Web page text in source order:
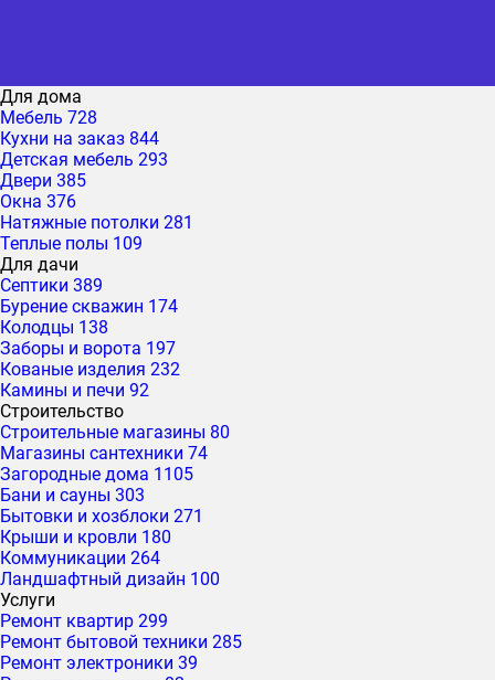
Для дома
Мебель 728
Кухни на заказ 844
Детская мебель 293
Двери 385
Окна 376
Натяжные потолки 281
Теплые полы 109
Для дачи
Септики 389
Бурение скважин 174
Колодцы 138
Заборы и ворота 197
Кованые изделия 232
Камины и печи 92
Строительство
Строительные магазины 80
Магазины сантехники 74
Загородные дома 1105
Бани и сауны 303
Бытовки и хозблоки 271
Крыши и кровли 180
Коммуникации 264
Ландшафтный дизайн 100
Услуги
Ремонт квартир 299
Ремонт бытовой техники 285
Ремонт электроники 39